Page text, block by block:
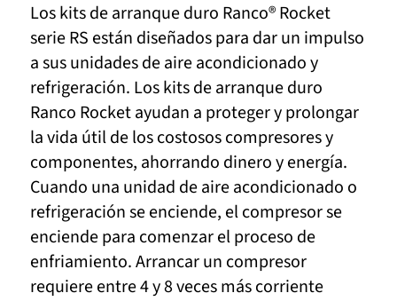
Los kits de arranque duro Ranco® Rocket
serie RS están diseñados para dar un impulso
a sus unidades de aire acondicionado y
refrigeración. Los kits de arranque duro
Ranco Rocket ayudan a proteger y prolongar
la vida útil de los costosos compresores y
componentes, ahorrando dinero y energía.
Cuando una unidad de aire acondicionado o
refrigeración se enciende, el compresor se
enciende para comenzar el proceso de
enfriamiento. Arrancar un compresor
requiere entre 4 y 8 veces más corriente